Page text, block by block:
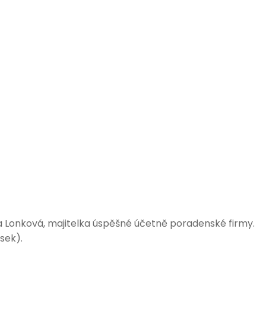
majitelka úspěšné účetně poradenské firmy.